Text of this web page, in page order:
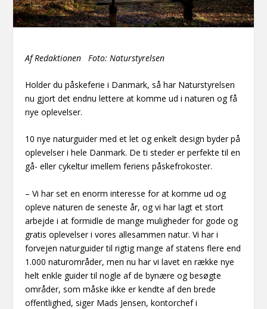
Af Redaktionen Foto: Naturstyrelsen
Holder du påskeferie i Danmark, så har Naturstyrelsen
nu gjort det endnu lettere at komme ud i naturen og få
nye oplevelser.
10 nye naturguider med et let og enkelt design byder på
oplevelser i hele Danmark. De ti steder er perfekte til en
gå- eller cykeltur imellem feriens påskefrokoster.
– Vi har set en enorm interesse for at komme ud og
opleve naturen de seneste år, og vi har lagt et stort
arbejde i at formidle de mange muligheder for gode og
gratis oplevelser i vores allesammen natur. Vi har i
forvejen naturguider til rigtig mange af statens flere end
1.000 naturområder, men nu har vi lavet en række nye
helt enkle guider til nogle af de bynære og besøgte
områder, som måske ikke er kendte af den brede
offentlighed, siger Mads Jensen, kontorchef i